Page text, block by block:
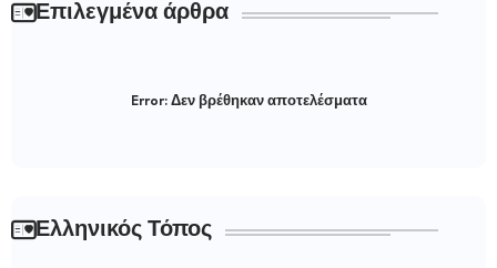
Επιλεγμένα άρθρα
Error:Δεν βρέθηκαν αποτελέσματα
Ελληνικός Τόπος